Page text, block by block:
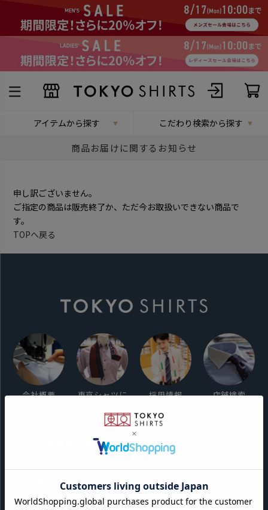
アイテムから探す こだわり検索から探す
商品お届けに関するお知らせ
申し訳ございません。
ご指定の商品は販売終了か、ただ今お取扱いできない商品で
す。
TOPへ戻る
会社概要
東京シャツに
採用情報 店舗検索
ご利用ガイド
サイト利用規約